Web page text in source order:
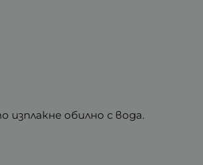
изплакне обилно с вода.